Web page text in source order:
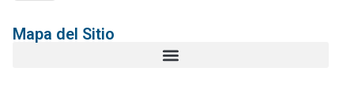
Mapa del Sitio